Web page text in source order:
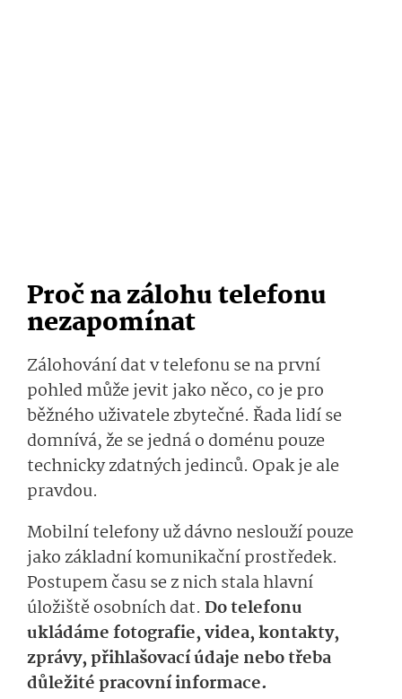
Proč na zálohu telefonu
nezapomínat
Zálohování dat v telefonu se na první
pohled může jevit jako něco, co je pro
běžného uživatele zbytečné. Řada lidí se
domnívá, že se jedná o doménu pouze
technicky zdatných jedinců. Opak je ale
pravdou.
Mobilní telefony už dávno neslouží pouze
jako základní komunikační prostředek.
Postupem času se z nich stala hlavní
úložiště osobních dat. Do telefonu
ukládáme fotografie, videa, kontakty,
zprávy, přihlašovací údaje nebo třeba
důležité pracovní informace.